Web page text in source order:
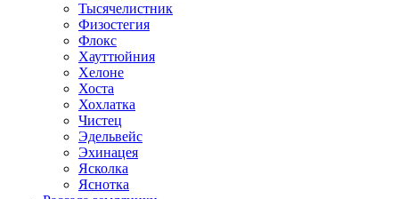
Тысячелистник
Физостегия
Флокс
Хауттюйния
Хелоне
Хоста
Хохлатка
Чистец
Эдельвейс
Эхинацея
Ясколка
Яснотка